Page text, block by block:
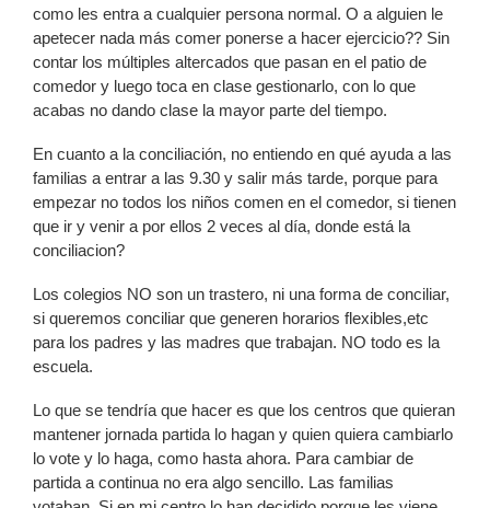
como les entra a cualquier persona normal. O a alguien le
apetecer nada más comer ponerse a hacer ejercicio?? Sin
contar los múltiples altercados que pasan en el patio de
comedor y luego toca en clase gestionarlo, con lo que
acabas no dando clase la mayor parte del tiempo.
En cuanto a la conciliación, no entiendo en qué ayuda a las
familias a entrar a las 9.30 y salir más tarde, porque para
empezar no todos los niños comen en el comedor, si tienen
que ir y venir a por ellos 2 veces al día, donde está la
conciliacion?
Los colegios NO son un trastero, ni una forma de conciliar,
si queremos conciliar que generen horarios flexibles,etc
para los padres y las madres que trabajan. NO todo es la
escuela.
Lo que se tendría que hacer es que los centros que quieran
mantener jornada partida lo hagan y quien quiera cambiarlo
lo vote y lo haga, como hasta ahora. Para cambiar de
partida a continua no era algo sencillo. Las familias